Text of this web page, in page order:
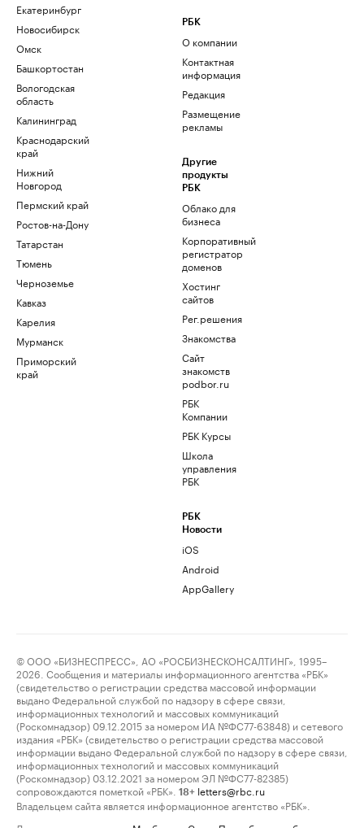
Екатеринбург
Новосибирск
Омск
Башкортостан
Вологодская
область
Калининград
Краснодарский
край
Нижний
Новгород
Пермский край
Ростов-на-Дону
Татарстан
Тюмень
Черноземье
Кавказ
Карелия
Мурманск
Приморский
край
РБК
О компании
Контактная
информация
Редакция
Размещение
рекламы
Другие
продукты
РБК
Облако для
бизнеса
Корпоративный
регистратор
доменов
Хостинг
сайтов
Рег.решения
Знакомства
Сайт
знакомств
podbor.ru
РБК
Компании
РБК Курсы
Школа
управления
РБК
РБК
Новости
iOS
Android
AppGallery
© ООО «БИЗНЕСПРЕСС», АО «РОСБИЗНЕСКОНСАЛТИНГ», 1995–
2026. Сообщения и материалы информационного агентства «РБК»
(свидетельство о регистрации средства массовой информации
выдано Федеральной службой по надзору в сфере связи,
информационных технологий и массовых коммуникаций
(Роскомнадзор) 09.12.2015 за номером ИА №ФС77-63848) и сетевого
издания «РБК» (свидетельство о регистрации средства массовой
информации выдано Федеральной службой по надзору в сфере связи,
информационных технологий и массовых коммуникаций
(Роскомнадзор) 03.12.2021 за номером ЭЛ №ФС77-82385)
сопровождаются пометкой «РБК».
18+ letters@rbc.ru
Владельцем сайта является информационное агентство «РБК».